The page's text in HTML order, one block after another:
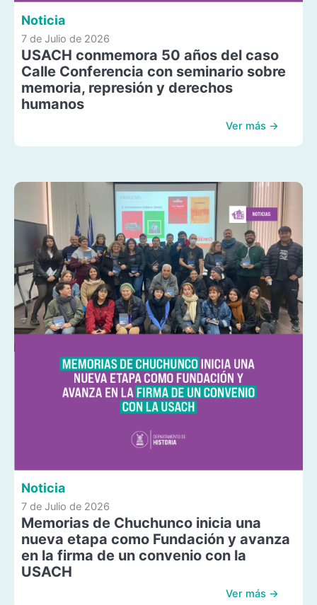
Noticia
7 de Julio de 2026
USACH conmemora 50 años del caso
Calle Conferencia con seminario sobre
memoria, represión y derechos
humanos
Ver más →
Noticia
7 de Julio de 2026
Memorias de Chuchunco inicia una
nueva etapa como Fundación y avanza
en la firma de un convenio con la
USACH
Ver más →